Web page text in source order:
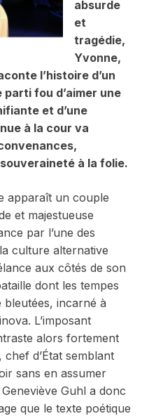
absurde
et
tragédie,
Yvonne,
l’histoire d’un
fou d’aimer une
et d’une
à la cour va
à la folie.
apparaît un couple
et majestueuse
par l’une des
culture alternative
aux côtés de son
dont les tempes
bleutées, incarné à
L’imposant
alors fortement
chef d’État semblant
sans en assumer
Guhl a donc
que le texte poétique